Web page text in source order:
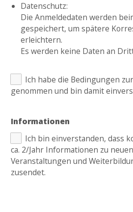
Datenschutz:
Die Anmeldedaten werden
gespeichert, um spätere
erleichtern.
Es werden keine Daten an
Ich habe die Bedingungen
genommen und bin damit
Informationen
Ich bin einverstanden, dass
ca. 2/Jahr Informationen zu
Veranstaltungen und
zusendet.